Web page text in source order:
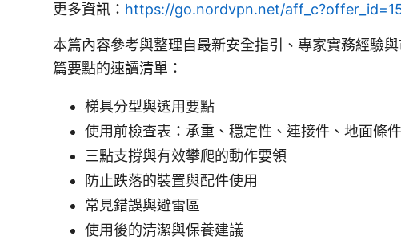
更多資訊： https://go.nordvpn.net/
本篇內容參考與整理自最新安全指引、專家實務經驗
篇要點的速讀清單：
梯具分型與選用要點
使用前檢查表：承重、穩定性、連接件、地面條件
三點支撐與有效攀爬的動作要領
防止跌落的裝置與配件使用
常見錯誤與避雷區
使用後的清潔與保養建議